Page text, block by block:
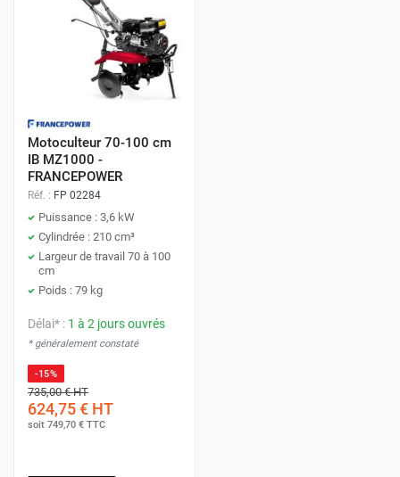
Motoculteur 70-100 cm
IB MZ1000 -
FRANCEPOWER
Réf. : FP 02284
Puissance : 3,6 kW
Cylindrée : 210 cm³
Largeur de travail 70 à 100
cm
Poids : 79 kg
Délai* : 1 à 2 jours ouvrés
* généralement constaté
-15%
735,00 €HT
624,75 € HT
soit 749,70 € TTC